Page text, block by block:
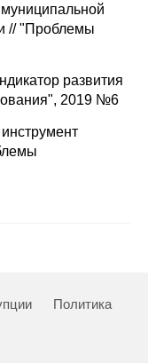
// "Проблемы
развития
2019 №6
Политика